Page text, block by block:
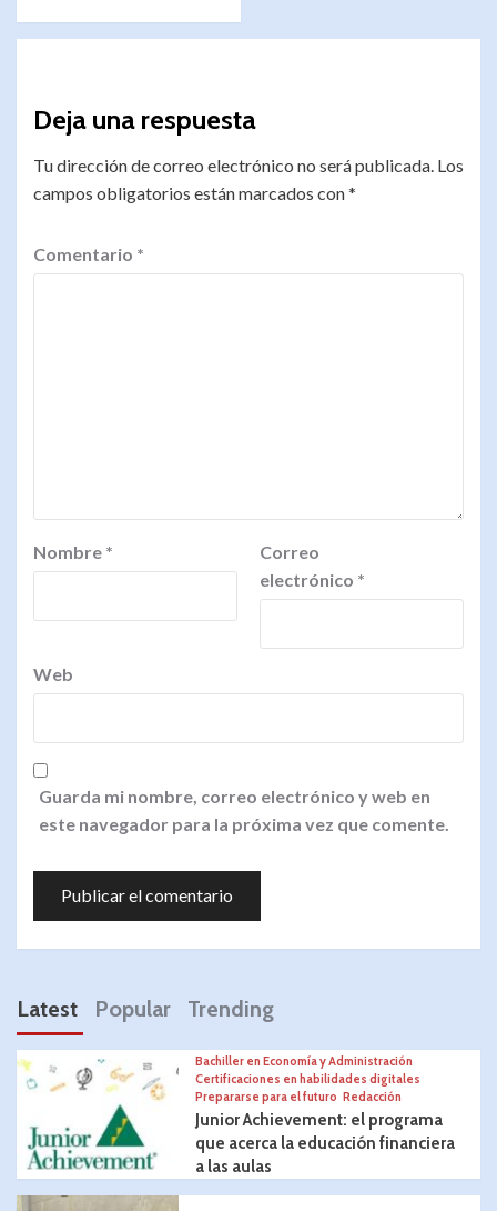
Deja una respuesta
Tu dirección de correo electrónico no será publicada. Los
campos obligatorios están marcados con*
Comentario *
Nombre *
Correo
electrónico *
Web
Guarda mi nombre, correo electrónico y web en
este navegador para la próxima vez que comente.
Latest Popular Trending
Bachiller en Economía y Administración
Certificaciones en habilidades digitales
Prepararse para el futuro Redacción
Junior Achievement: el programa
que acerca la educación financiera
a las aulas